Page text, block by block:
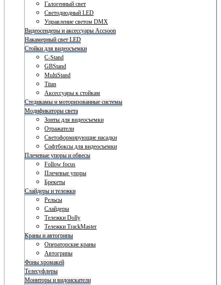
Галогенный свет
Светодиодный LED
Управление светом DMX
Видеосендеры и аксессуары Accsoon
Накамерный свет LED
Стойки для видеосъемки
C-Stand
GBStand
MultiStand
Titan
Аксессуары к стойкам
Стедикамы и моторизованные системы
Модификаторы света
Зонты для видеосъемки
Отражатели
Светоформирующие насадки
Софтбоксы для видеосъемки
Плечевые упоры и обвесы
Follow focus
Плечевые упоры
Брекеты
Слайдеры и тележки
Рельсы
Слайдеры
Тележки Dolly
Тележки TrackMaster
Краны и автогрипы
Операторские краны
Автогрипы
Фоны хромакей
Телесуфлеры
Мониторы и видоискатели